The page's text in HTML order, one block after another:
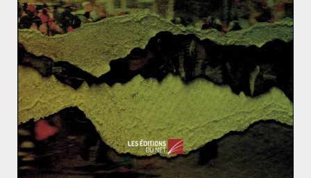
Regain de tensions dans le Golfe
11 juin 2018 0